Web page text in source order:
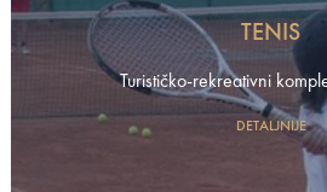
TENIS
Turističko-rekreativni
DETALJNIJE